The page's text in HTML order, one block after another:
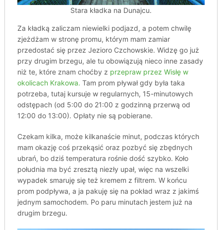
Stara kładka na Dunajcu.
Za kładką zaliczam niewielki podjazd, a potem chwilę
zjeżdżam w stronę promu, którym mam zamiar
przedostać się przez Jezioro Czchowskie. Widzę go już
przy drugim brzegu, ale tu obowiązują nieco inne zasady
niż te, które znam choćby z przepraw przez Wisłę w
okolicach Krakowa. Tam prom pływał gdy była taka
potrzeba, tutaj kursuje w regularnych, 15-minutowych
odstępach (od 5:00 do 21:00 z godzinną przerwą od
12:00 do 13:00). Opłaty nie są pobierane.
Czekam kilka, może kilkanaście minut, podczas których
mam okazję coś przekąsić oraz pozbyć się zbędnych
ubrań, bo dziś temperatura rośnie dość szybko. Koło
południa ma być zresztą niezły upał, więc na wszelki
wypadek smaruję się też kremem z filtrem. W końcu
prom podpływa, a ja pakuję się na pokład wraz z jakimś
jednym samochodem. Po paru minutach jestem już na
drugim brzegu.